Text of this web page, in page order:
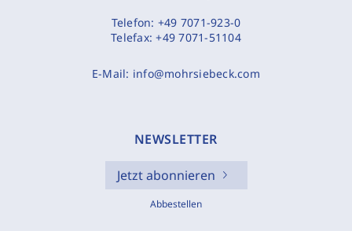
Telefon: +49 7071-923-0
Telefax:+49 7071-51104
E-Mail: info@mohrsiebeck.com
NEWSLETTER
Jetzt abonnieren
Abbestellen